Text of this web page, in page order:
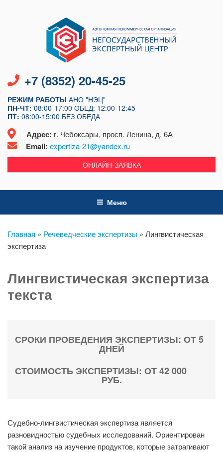
содержимому
+7 (8352) 20-45-25
РЕЖИМ РАБОТЫ АНО "НЭЦ"
ПН-ЧТ: 08:00-17:00 ОБЕД: 12:00-12:45
ПТ: 08:00-15:00 БЕЗ ОБЕДА
Адрес: г. Чебоксары, просп. Ленина, д. 6А
Email: expertiza-21@yandex.ru
ОНЛАЙН-ЗАЯВКА
Меню
Главная » Речеведческие экспертизы » Лингвистическая
экспертиза
Лингвистическая экспертиза
текста
СРОКИ ПРОВЕДЕНИЯ ЭКСПЕРТИЗЫ: ОТ 5
ДНЕЙ
СТОИМОСТЬ ЭКСПЕРТИЗЫ: ОТ 42 000
РУБ.
Судебно-лингвистическая экспертиза является
разновидностью судебных исследований. Ориентирован
такой анализ на изучение продуктов, которые затрагивают